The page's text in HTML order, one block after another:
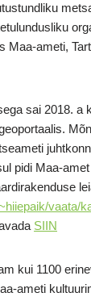
Maa-ameti,
sai 2018. a
pidi Maa-
vaata/
SIIN
kui 1100
ameti